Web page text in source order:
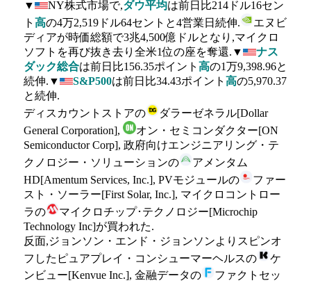
▼ NY株式市場で,ダウ平均は前日比214ドル16セン
ト 高の4万2,519ドル64セントと4営業日続伸.
エヌビ
ディアが時価総額で3兆4,500億ドルとなり,マイクロ
ソフトを再び抜き去り全米1位の座を奪還.▼
ナス
ダック総合は前日比156.35ポイント 高の1万9,398.96と
続伸.▼
S&P500は前日比34.43ポイント 高の5,970.37
と続伸.
ディスカウントストアの
ダラーゼネラル[Dollar
General Corporation],
オン・セミコンダクター[ON
Semiconductor Corp], 政府向けエンジニアリング・テ
クノロジー・ソリューションの
アメンタム
HD[Amentum Services, Inc.], PVモジュールの
ファー
スト・ソーラー[First Solar, Inc.], マイクロコントロー
ラの
マイクロチップ･テクノロジー[Microchip
Technology Inc]が買われた.
反面,ジョンソン・エンド・ジョンソンよりスピンオ
フしたピュアプレイ・コンシューマーヘルスの
ケ
ンビュー[Kenvue Inc.], 金融データの
ファクトセッ